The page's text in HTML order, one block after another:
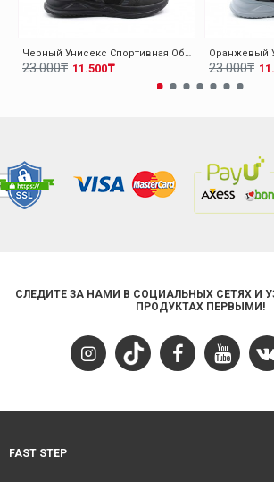
Черный Унисекс Спортивная Обувь 140XA5310
11.500₸
23.000₸ 23.000₸
СЛЕДИТЕ ЗА НАМИ В СОЦИАЛЬНЫХ СЕТЯХ И
ПРОДУКТАХ ПЕРВЫМИ!
FAST STEP